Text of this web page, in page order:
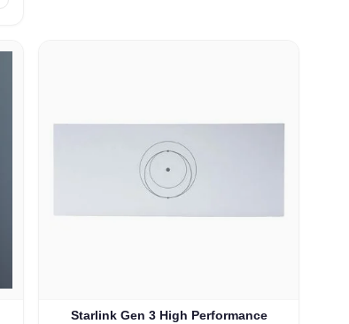
Starlink Gen 3 High Performance